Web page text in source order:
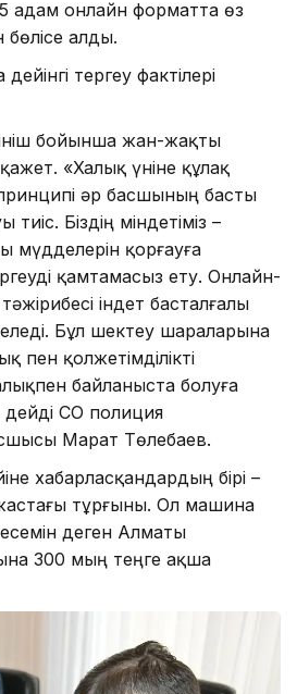
адам онлайн форматта өз
алды.
тергеу фактілері
бойынша жан-жақты
«Халық үніне құлақ
әр басшының басты
Біздің міндетіміз –
мүдделерін қорғауға
қамтамасыз ету. Онлайн-
індет басталғалы
Бұл шектеу шараларына
пен қолжетімділікті
байланыста болуға
дейді СҚО полиция
Марат Төлебаев.
хабарласқандардың бірі –
тұрғыны. Ол машина
деген Алматы
300 мың теңге ақша